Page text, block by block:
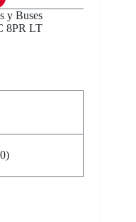
y Buses
8PR LT